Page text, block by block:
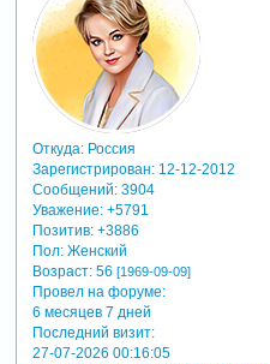
Откуда:Россия
Зарегистрирован: 12-12-2012
Сообщений:3904
Уважение: +5791
Позитив: +3886
Пол:Женский
Возраст:56 [1969-09-09]
Провел на форуме:
6 месяцев 7 дней
Последний визит:
27-07-2026 00:16:05